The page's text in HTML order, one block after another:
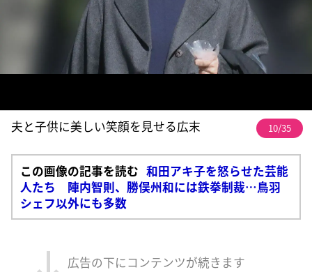
夫と子供に美しい笑顔を見せる広末 10/35
この画像の記事を読む 和田アキ子を怒らせた芸能
人たち 陣内智則、勝俣州和には鉄拳制裁…鳥羽
シェフ以外にも多数
広告の下にコンテンツが続きます